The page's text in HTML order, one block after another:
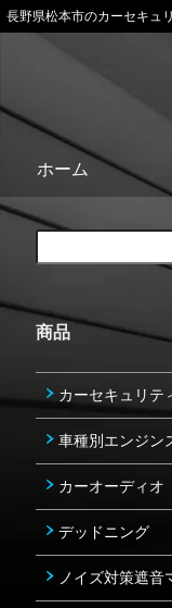
長野県松本市のカーセキュ
ホーム
商品
カーセキュリテ
車種別エンジン
カーオーディオ
デッドニング
ノイズ対策遮音